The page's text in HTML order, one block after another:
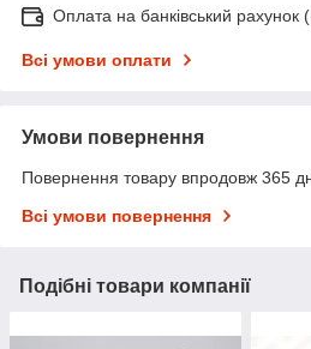
Оплата на банківський рахунок
Всі умови оплати
Умови повернення
Повернення товару впродовж 365
Всі умови повернення
Подібні товари компанії